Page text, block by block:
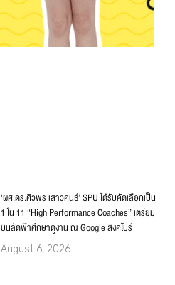
‘ผศ.ดร.ศิวพร เสาวคนธ์’ SPU ได้รับคัดเลือกเป็น
1 ใน 11 “High Performance Coaches” เตรียม
บินลัดฟ้าศึกษาดูงาน ณ Google สิงคโปร์
August 6, 2026